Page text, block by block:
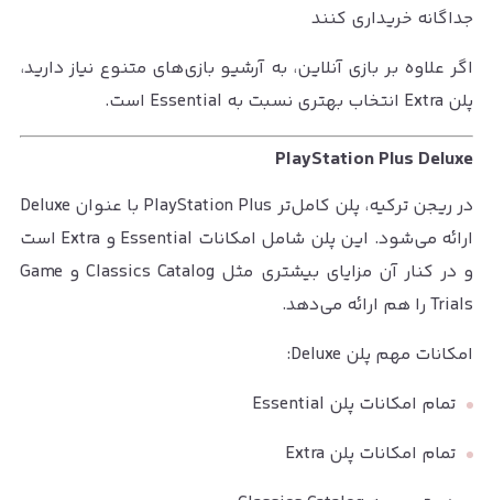
جداگانه خریداری کنند
اگر علاوه بر بازی آنلاین، به آرشیو بازی‌های متنوع نیاز دارید،
پلن Extra انتخاب بهتری نسبت به Essential است.
PlayStation Plus Deluxe
در ریجن ترکیه، پلن کامل‌تر PlayStation Plus با عنوان Deluxe
ارائه می‌شود. این پلن شامل امکانات Essential و Extra است
و در کنار آن مزایای بیشتری مثل Classics Catalog و Game
Trials را هم ارائه می‌دهد.
امکانات مهم پلن Deluxe:
تمام امکانات پلن Essential
تمام امکانات پلن Extra